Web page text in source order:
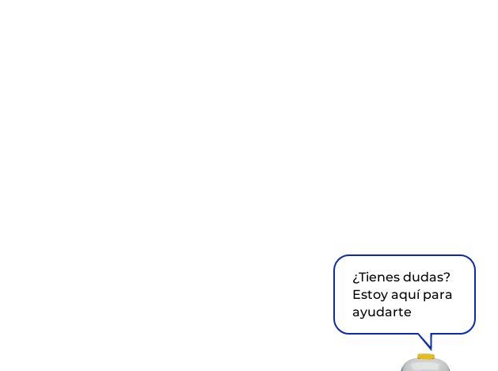
¿Tienes dudas?
Estoy aquí para
ayudarte